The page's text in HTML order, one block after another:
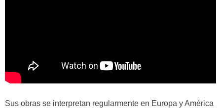
Sus obras se interpretan regularmente en Europa y América